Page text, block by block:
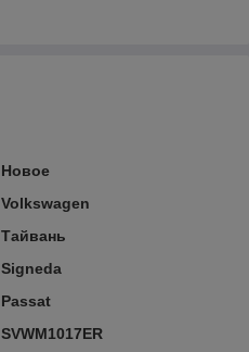
Новое
Volkswagen
Тайвань
Signeda
Passat
SVWM1017ER